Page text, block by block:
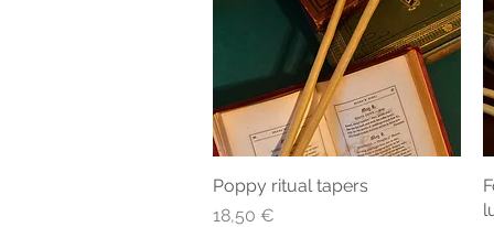
Schnellansicht
Poppy ritual tapers
Preis
18,50 €